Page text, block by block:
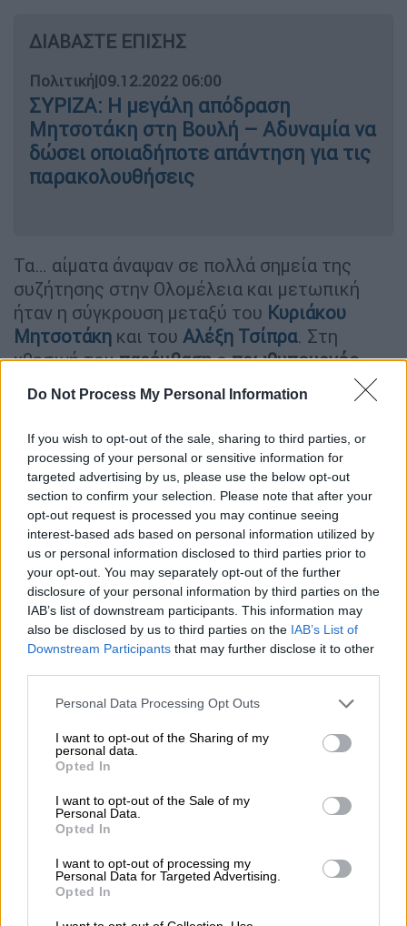
Do Not Process My Personal Information
If you wish to opt-out of the sale, sharing to third parties, or
processing of your personal or sensitive information for
targeted advertising by us, please use the below opt-out
section to confirm your selection. Please note that after your
opt-out request is processed you may continue seeing
interest-based ads based on personal information utilized by
us or personal information disclosed to third parties prior to
your opt-out. You may separately opt-out of the further
disclosure of your personal information by third parties on the
IAB’s list of downstream participants. This information may
also be disclosed by us to third parties on the IAB’s List of
Downstream Participants that may further disclose it to other
Please note that this website/app uses one or more Google
not limited to your visit or usage behaviour. You may click to
grant or deny consent to Google and its third-party tags to
use your data for below specified purposes in below Google
consent section.
Personal Data Processing Opt Outs
I want to opt-out of the Sharing of my
personal data.
Opted In
I want to opt-out of the Sale of my
Personal Data.
Opted In
I want to opt-out of processing my
Personal Data for Targeted Advertising.
Opted In
ΔΙΑΒΑΣΤΕ ΕΠΙΣΗΣ
Πολιτική|09.12.2022 06:00
ΣΥΡΙΖΑ: Η μεγάλη απόδραση
Μητσοτάκη στη Βουλή – Αδυναμία να
δώσει οποιαδήποτε απάντηση για τις
παρακολουθήσεις
Τα… αίματα άναψαν σε πολλά σημεία της
συζήτησης στην Ολομέλεια και μετωπική
ήταν η σύγκρουση μεταξύ του Κυριάκου
Μητσοτάκη και του Αλέξη Τσίπρα. Στη
χθεσινή τουπαρέμβασηοπρωθυπουργός
εστίασε σε
πέντε σημεία:
προκαλεί την αντίδραση της αντιπολίτευσης
- λέγοντας πως διορθώνει παθογένειες του
παρελθόντος, χωρίς να απονευρώνει την
Εθνική Υπηρεσία Πληροφοριών
2. Επανέλαβε πως δεν γνώριζε απολύτως
τίποτα για την παρακολούθηση του Νίκου
Ανδρουλάκη, κανενός πολιτικού προσώπου
και κανενός δημοσιογράφου. Στα πυρά του
ΣΥΡΙΖΑ σημείωσε πως είναι ντροπή να
υπονοείται πως παρακολούθησε υπουργό ή
τον αρχηγό ΓΕΕΘΑ. Παράλληλα, ανέφερε πως
προμηθεύτηκε κακόβουλο λογισμικό.
αντιπολίτευση πως μιλά χωρίς στοιχεία και
αποδείξεις. «Κάποιοι στην Ελλάδα
από αλλεπάλληλες λίστες
παρακολουθήσεων. Αυτό το εβδομαδιαίο